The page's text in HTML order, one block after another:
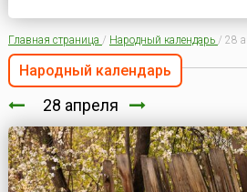
Главная страница / Народный календарь / 28
Народный календарь
28 апреля